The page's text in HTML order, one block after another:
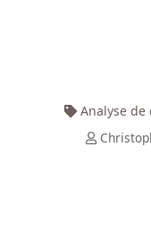
Analyse de